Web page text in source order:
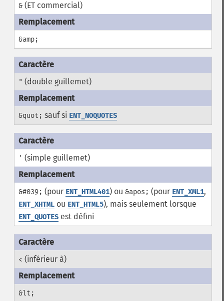
&(ET commercial)
&amp;
" (double guillemet)
&quot; sauf si ENT_NOQUOTES
' (simple guillemet)
&#039; (pour ENT_HTML401) ou &apos; (pour ENT_XML1,
ENT_XHTMLou ENT_HTML5), mais seulement lorsque
ENT_QUOTESest défini
< (inférieur à)
&lt;